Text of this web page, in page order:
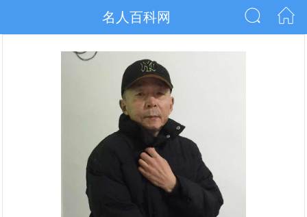
名人百科网